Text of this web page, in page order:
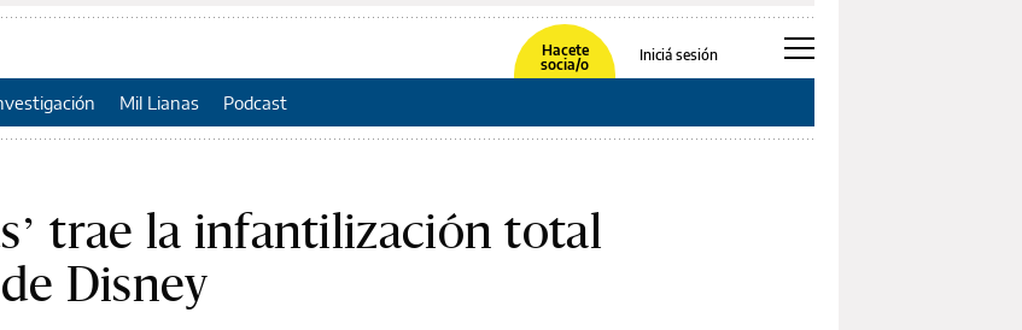
Hacete
socia/o
Iniciá sesión
Mil Lianas Podcast
trae la infantilización total
Disney